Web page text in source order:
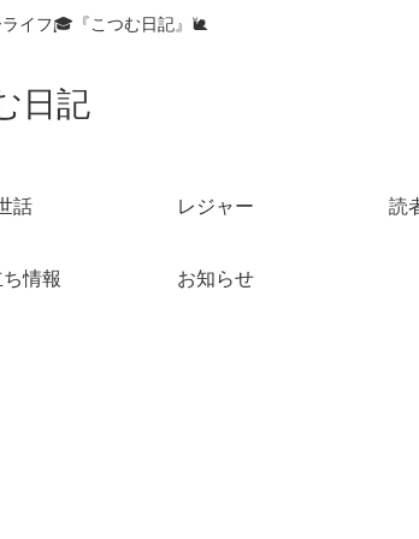
イフ🎓『こつむ日記』🐌
日記
話 レジャー 読
情報 お知らせ